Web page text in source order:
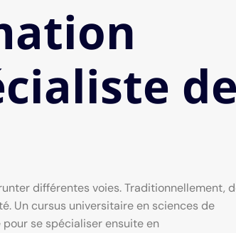
différentes voies. Traditionnellement,
Un cursus universitaire en sciences de
se spécialiser ensuite en